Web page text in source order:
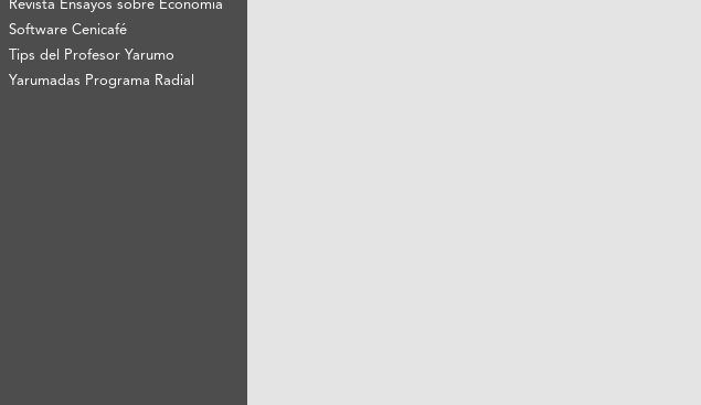
Revista Ensayos sobre Economía
Software Cenicafé
Tips del Profesor Yarumo
Yarumadas Programa Radial